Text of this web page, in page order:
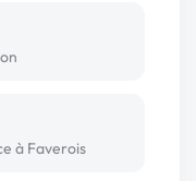
à Faverois